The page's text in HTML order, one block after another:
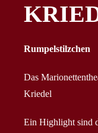
Rumpelstilzchen
Das
Kriedel
Ein Highlight sind